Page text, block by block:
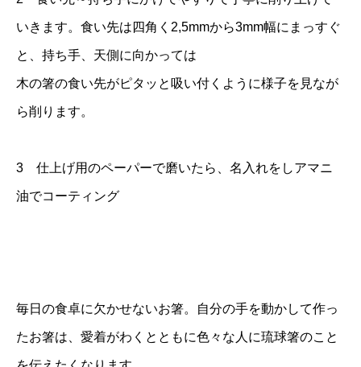
いきます。食い先は四角く2,5mmから3mm幅にまっすぐ
と、持ち手、天側に向かっては
木の箸の食い先がピタッと吸い付くように様子を見なが
ら削ります。
3 仕上げ用のペーパーで磨いたら、名入れをしアマニ
油でコーティング
毎日の食卓に欠かせないお箸。自分の手を動かして作っ
たお箸は、愛着がわくとともに色々な人に琉球箸のこと